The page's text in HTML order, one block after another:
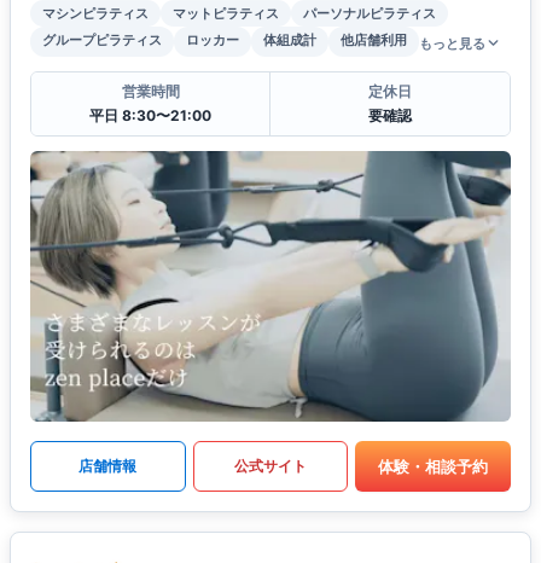
マシンピラティス マットピラティス
パーソナルピラティス
グループピラティス
ロッカー 体組成計 他店舗利用 もっと見る
営業時間
平日 8:30〜21:00
定休日
要確認
店舗情報 公式サイト 体験・相談予約